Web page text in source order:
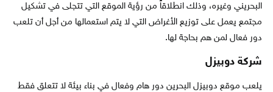
البحريني وغيره، وذلك انطلاقاً من رؤية الموقع التي تتجلى في تشكيل
مجتمع يعمل على توزيع الأغراض التي لا يتم استعمالها من أجل أن تلعب
دور فعال لمن هم بحاجة لها.
شركة دوبيزل
يلعب موقع دوبيزل البحرين دور هام وفعال في بناء بيئة لا تتعلق فقط